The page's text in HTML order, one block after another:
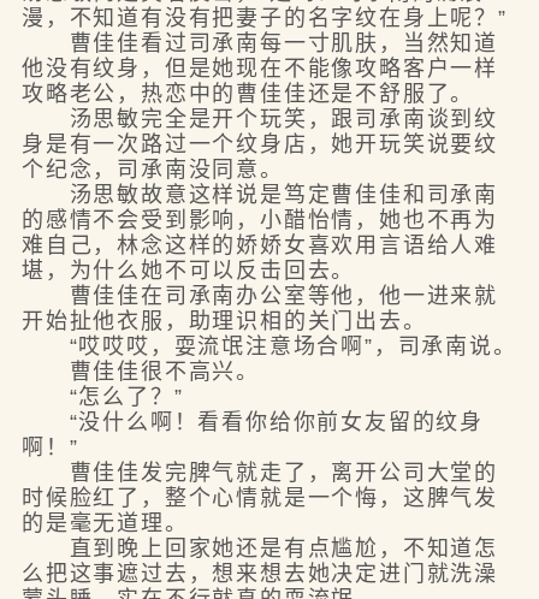
漫，不知道有没有把妻子的名字纹在身上呢？”
曹佳佳看过司承南每一寸肌肤，当然知道
他没有纹身，但是她现在不能像攻略客户一样
攻略老公，热恋中的曹佳佳还是不舒服了。
汤思敏完全是开个玩笑，跟司承南谈到纹
身是有一次路过一个纹身店，她开玩笑说要纹
个纪念，司承南没同意。
汤思敏故意这样说是笃定曹佳佳和司承南
的感情不会受到影响，小醋怡情，她也不再为
难自己，林念这样的娇娇女喜欢用言语给人难
堪，为什么她不可以反击回去。
曹佳佳在司承南办公室等他，他一进来就
开始扯他衣服，助理识相的关门出去。
“哎哎哎，耍流氓注意场合啊”，司承南说。
曹佳佳很不高兴。
“怎么了？”
“没什么啊！看看你给你前女友留的纹身
啊！”
曹佳佳发完脾气就走了，离开公司大堂的
时候脸红了，整个心情就是一个悔，这脾气发
的是毫无道理。
直到晚上回家她还是有点尴尬，不知道怎
么把这事遮过去，想来想去她决定进门就洗澡